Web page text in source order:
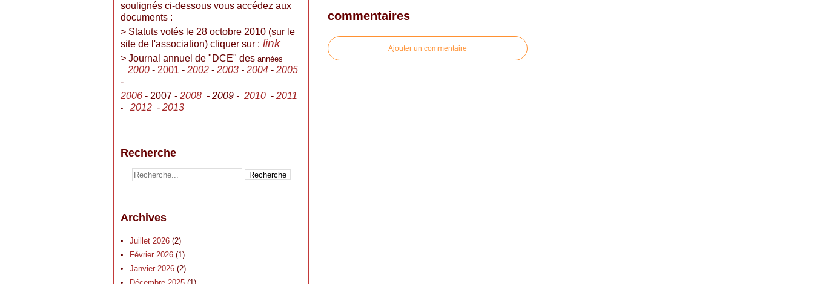
soulignés ci-dessous vous accédez aux
documents :
> Statuts votés le 28 octobre 2010 (sur le
site de l'association) cliquer sur : link
> Journal annuel de "DCE" des années
: 2000 - 2001 - 2002 - 2003 - 2004 - 2005
-
2006 - 2007 - 2008 - 2009 - 2010 - 2011
- 2012 - 2013
Recherche
Archives
Juillet 2026 (2)
Février 2026 (1)
Janvier 2026 (2)
commentaires
Ajouter un commentaire